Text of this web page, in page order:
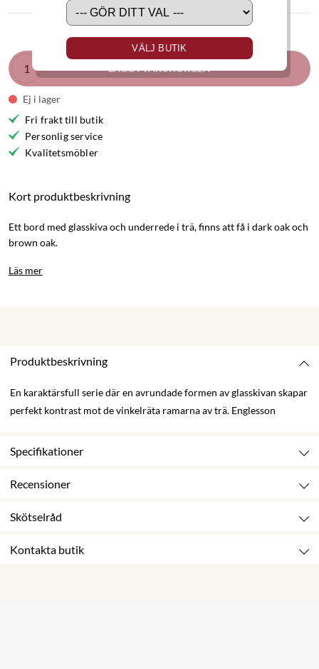
VÄLJ BUTIK
LÄGG I VARUKORGEN
Ej i lager
Fri frakt till butik
Personlig service
Kvalitetsmöbler
Kort produktbeskrivning
Ett bord med glasskiva och underrede i trä, finns att få i dark oak och
brown oak.
Läs mer
Produktbeskrivning
En karaktärsfull serie där en avrundade formen av glasskivan skapar
perfekt kontrast mot de vinkelräta ramarna av trä. Englesson
Specifikationer
Recensioner
Skötselråd
Kontakta butik